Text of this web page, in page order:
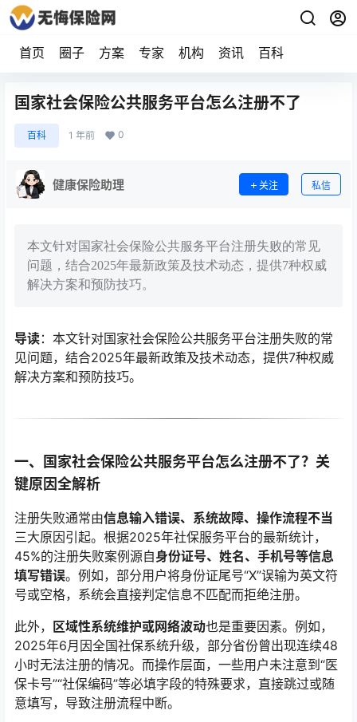
首页 圈子 方案 专家 机构 资讯 百科
国家社会保险公共服务平台怎么注册不了
百科 1 年前 0
健康保险助理 关注 私信
本文针对国家社会保险公共服务平台注册失败的常见
问题，结合2025年最新政策及技术动态，提供7种权威
解决方案和预防技巧。
导读：本文针对国家社会保险公共服务平台注册失败的常
见问题，结合2025年最新政策及技术动态，提供7种权威
解决方案和预防技巧。
一、国家社会保险公共服务平台怎么注册不了？关
键原因全解析
注册失败通常由信息输入错误、系统故障、操作流程不当
三大原因引起。根据2025年社保服务平台的最新统计，
45%的注册失败案例源自身份证号、姓名、手机号等信息
填写错误。例如，部分用户将身份证尾号“X”误输为英文符
号或空格，系统会直接判定信息不匹配而拒绝注册。
此外，
区域性系统维护或网络波动也是重要因素。例如，
2025年6月因全国社保系统升级，部分省份曾出现连续48
小时无法注册的情况。而操作层面，一些用户未注意到“医
保卡号”“社保编码”等必填字段的特殊要求，直接跳过或随
意填写，导致注册流程中断。